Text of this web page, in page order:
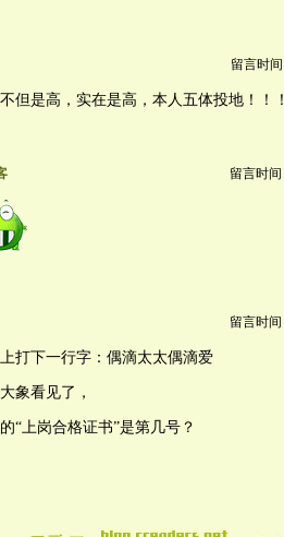
留言时间
但是高，实在是高，本人五体投地！！
留言时间
留言时间
打下一行字：偶滴太太偶滴爱
象看见了，
“上岗合格证书”是第几号？